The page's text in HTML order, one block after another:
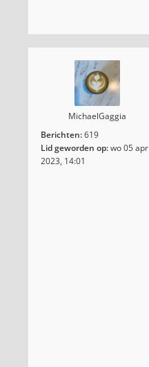
MichaelGaggia
Berichten:619
Lid geworden op:wo 05 apr
2023, 14:01